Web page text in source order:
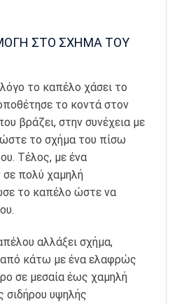
ΣΤΟ ΣΧΗΜΑ ΤΟΥ
το καπέλο χάσει το
το κοντά στον
βράζει, στην συνέχεια με
το σχήμα του πίσω
Τέλος, με ένα
σε πολύ χαμηλή
το καπέλο ώστε να
αλλάξει σχήμα,
από κάτω με ένα ελαφρώς
σε μεσαία έως χαμηλή
σιδήρου υψηλής